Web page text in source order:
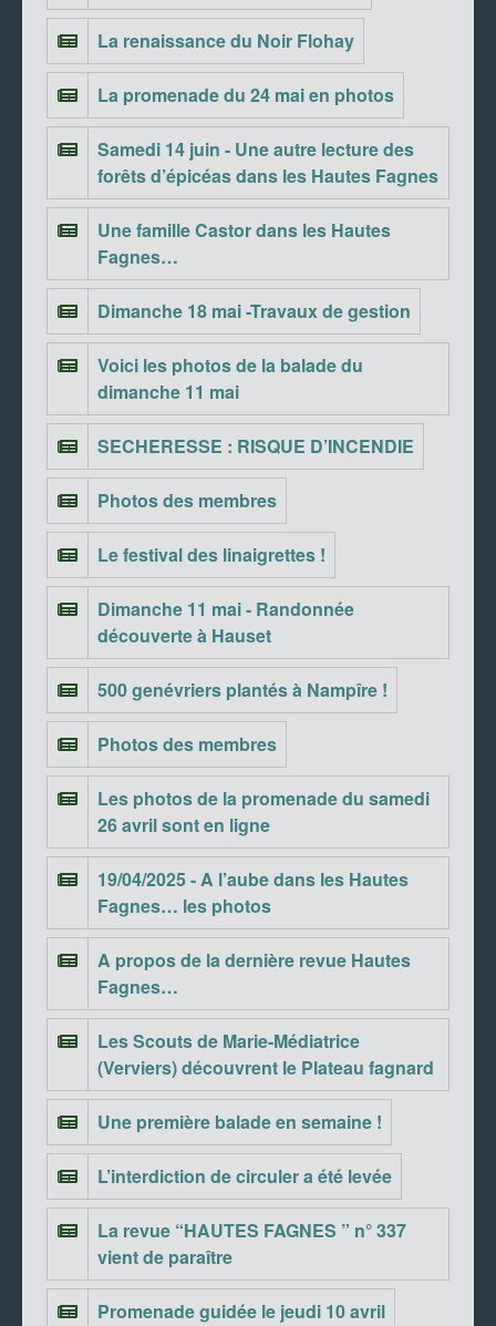
La renaissance du Noir Flohay
La promenade du 24 mai en photos
Samedi 14 juin - Une autre lecture des
forêts d’épicéas dans les Hautes Fagnes
Une famille Castor dans les Hautes
Fagnes…
Dimanche 18 mai -Travaux de gestion
Voici les photos de la balade du
dimanche 11 mai
SECHERESSE : RISQUE D’INCENDIE
Photos des membres
Le festival des linaigrettes !
Dimanche 11 mai - Randonnée
découverte à Hauset
500 genévriers plantés à Nampîre !
Photos des membres
Les photos de la promenade du samedi
26 avril sont en ligne
19/04/2025 - A l’aube dans les Hautes
Fagnes… les photos
A propos de la dernière revue Hautes
Fagnes…
Les Scouts de Marie-Médiatrice
(Verviers) découvrent le Plateau fagnard
Une première balade en semaine !
L’interdiction de circuler a été levée
La revue “HAUTES FAGNES ” n° 337
vient de paraître
Promenade guidée le jeudi 10 avril